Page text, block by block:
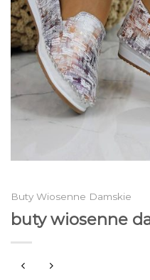
Buty Wiosenne Damskie
buty wiosenne